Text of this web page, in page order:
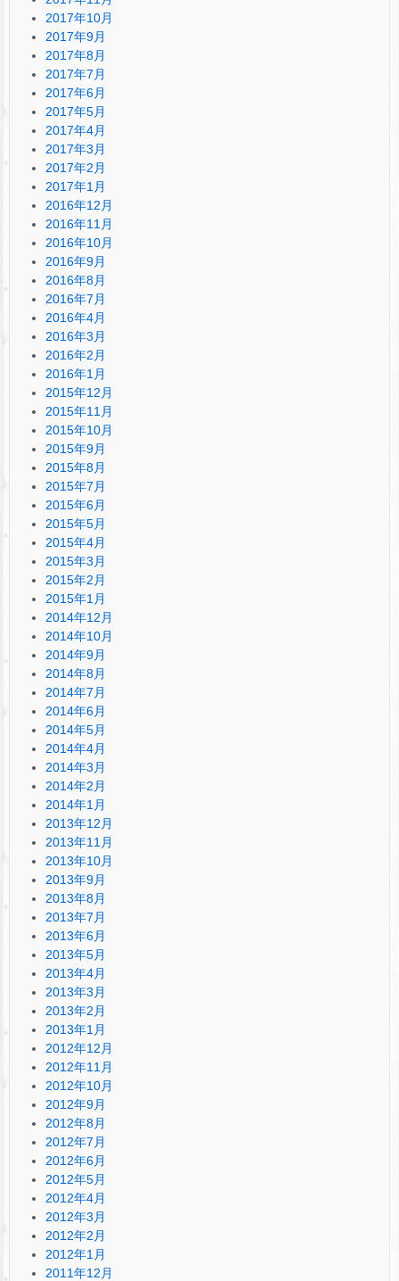
2017年10月
2017年9月
2017年8月
2017年7月
2017年6月
2017年5月
2017年4月
2017年3月
2017年2月
2017年1月
2016年12月
2016年11月
2016年10月
2016年9月
2016年8月
2016年7月
2016年4月
2016年3月
2016年2月
2016年1月
2015年12月
2015年11月
2015年10月
2015年9月
2015年8月
2015年7月
2015年6月
2015年5月
2015年4月
2015年3月
2015年2月
2015年1月
2014年12月
2014年10月
2014年9月
2014年8月
2014年7月
2014年6月
2014年5月
2014年4月
2014年3月
2014年2月
2014年1月
2013年12月
2013年11月
2013年10月
2013年9月
2013年8月
2013年7月
2013年6月
2013年5月
2013年4月
2013年3月
2013年2月
2013年1月
2012年12月
2012年11月
2012年10月
2012年9月
2012年8月
2012年7月
2012年6月
2012年5月
2012年4月
2012年3月
2012年2月
2012年1月
2011年12月